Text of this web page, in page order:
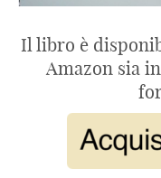
Il libro è
Amazon sia